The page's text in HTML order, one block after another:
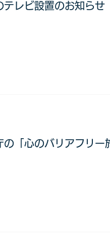
レビ設置のお知らせ
心のバリアフリー